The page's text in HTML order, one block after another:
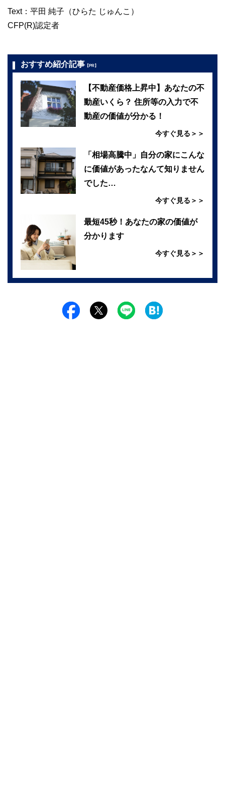
Text：平田 純子（ひらた じゅんこ）
CFP(R)認定者
おすすめ紹介記事 【PR】
【不動産価格上昇中】あなたの不
動産いくら？ 住所等の入力で不
動産の価値が分かる！
今すぐ見る＞＞
「相場高騰中」自分の家にこんな
に価値があったなんて知りません
でした…
今すぐ見る＞＞
最短45秒！あなたの家の価値が
分かります
今すぐ見る＞＞